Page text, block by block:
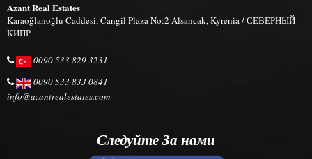
Azant Real Estates
Karaoğlanoğlu Caddesi, Cangil Plaza No:2 Alsancak, Kyrenia / СЕВЕРНЫЙ
КИПР
0090 533 829 3231
0090 533 833 0841
info@azantrealestates.com
Следуйте За нами